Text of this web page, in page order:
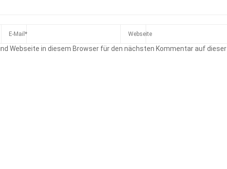
Webseite in diesem Browser für den nächsten Kommentar auf dieser